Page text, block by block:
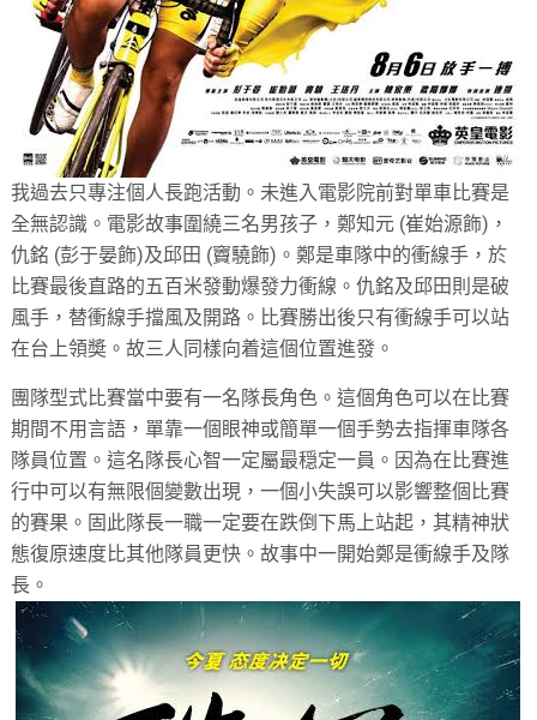
我過去只專注個人長跑活動。未進入電影院前對單車比賽是
全無認識。電影故事圍繞三名男孩子，鄭知元 (崔始源飾)，
仇銘 (彭于晏飾)及邱田 (竇驍飾)。鄭是車隊中的衝線手，於
比賽最後直路的五百米發動爆發力衝線。仇銘及邱田則是破
風手，替衝線手擋風及開路。比賽勝出後只有衝線手可以站
在台上領奬。故三人同樣向着這個位置進發。
團隊型式比賽當中要有一名隊長角色。這個角色可以在比賽
期間不用言語，單靠一個眼神或簡單一個手勢去指揮車隊各
隊員位置。這名隊長心智一定屬最穏定一員。因為在比賽進
行中可以有無限個變數出現，一個小失誤可以影響整個比賽
的賽果。固此隊長一職一定要在跌倒下馬上站起，其精神狀
態復原速度比其他隊員更快。故事中一開始鄭是衝線手及隊
長。